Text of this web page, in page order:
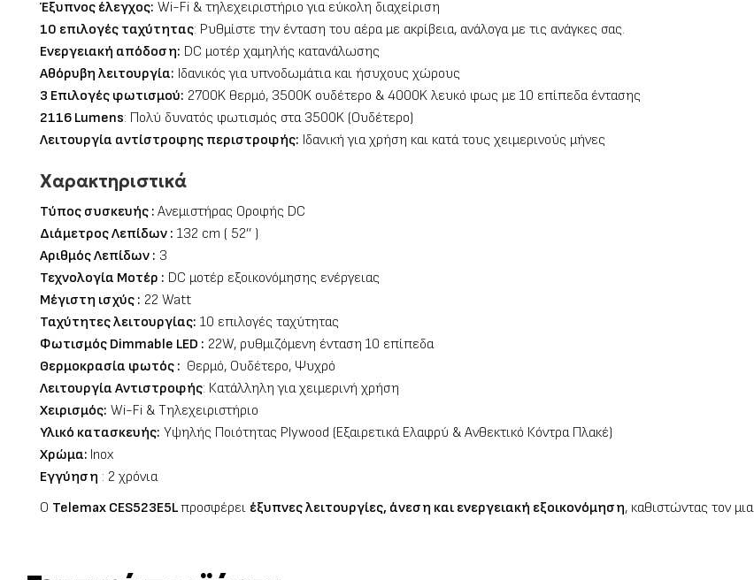
Έξυπνος έλεγχος: Wi-Fi & τηλεχειριστήριο για εύκολη διαχείριση
10 επιλογές ταχύτητας: Ρυθμίστε την ένταση του αέρα με ακρίβεια, ανάλογα με τις ανάγκες σας.
Ενεργειακή απόδοση: DC μοτέρ χαμηλής κατανάλωσης
Αθόρυβη λειτουργία: Ιδανικός για υπνοδωμάτια και ήσυχους χώρους
3 Επιλογές φωτισμού: 2700K θερμό, 3500K ουδέτερο & 4000K λευκό φως με 10 επίπεδα έντασης
2116 Lumens: Πολύ δυνατός φωτισμός στα 3500K (Ουδέτερο)
Λειτουργία αντίστροφης περιστροφής: Ιδανική για χρήση και κατά τους χειμερινούς μήνες
Χαρακτηριστικά
Τύπος συσκευής : Ανεμιστήρας Οροφής DC
Διάμετρος Λεπίδων : 132 cm ( 52’’ )
Αριθμός Λεπίδων : 3
Τεχνολογία Μοτέρ : DC μοτέρ εξοικονόμησης ενέργειας
Μέγιστη ισχύς : 22 Watt
Ταχύτητες λειτουργίας: 10 επιλογές ταχύτητας
Φωτισμός Dimmable LED : 22W, ρυθμιζόμενη ένταση 10 επίπεδα
Θερμοκρασία φωτός : Θερμό, Ουδέτερο, Ψυχρό
Λειτουργία Αντιστροφής: Κατάλληλη για χειμερινή χρήση
Χειρισμός: Wi-Fi & Τηλεχειριστήριο
Υλικό κατασκευής: Υψηλής Ποιότητας Plywood (Εξαιρετικά Ελαφρύ & Ανθεκτικό Κόντρα Πλακέ)
Χρώμα: Inox
Εγγύηση : 2 χρόνια
Ο Telemax CES523E5Lπροσφέρει έξυπνες λειτουργίες, άνεση και ενεργειακή εξοικονόμηση, καθιστώντας τον μια